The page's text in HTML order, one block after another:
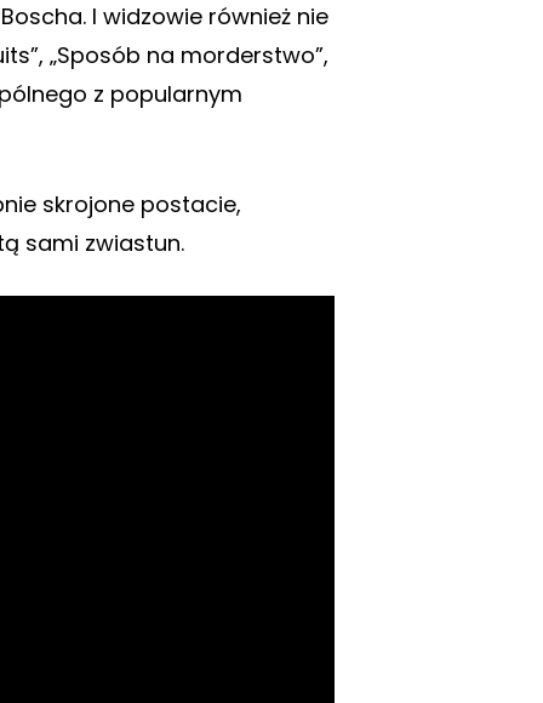
I widzowie również nie
„Sposób na morderstwo”,
z popularnym
skrojone postacie,
sami zwiastun.